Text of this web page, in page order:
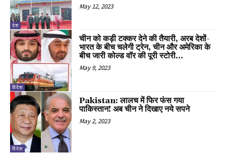
देश
May 12, 2023
विदेश
चीन को कड़ी टक्कर देने की तैयारी, अरब देशों-
भारत के बीच चलेगी ट्रेन, चीन और अमेरिका के
बीच जारी कोल्ड वॉर की पूरी स्टोरी...
May 9, 2023
विदेश
Pakistan: लालच में फिर फंस गया
पाकिस्तान! अब चीन ने दिखाए नये सपने
May 2, 2023